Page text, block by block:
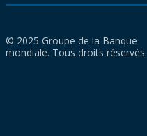
© 2025 Groupe de la Banque
mondiale. Tous droits réservés.